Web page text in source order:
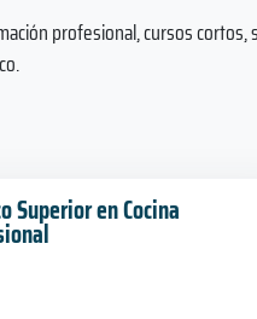
profesional, cursos
Superior en Cocina